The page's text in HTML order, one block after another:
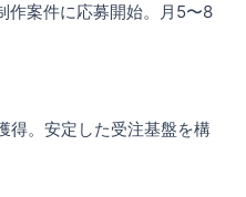
作案件に応募開始。月5〜8
得。安定した受注基盤を構